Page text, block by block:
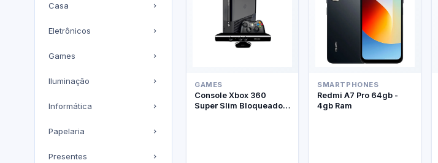
Casa
Eletrônicos
Games
Iluminação
Informática
Papelaria
Presentes
GAMES
Console Xbox 360
Super Slim Bloqueado +
SMARTPHONES
Redmi A7 Pro 64gb -
4gb Ram